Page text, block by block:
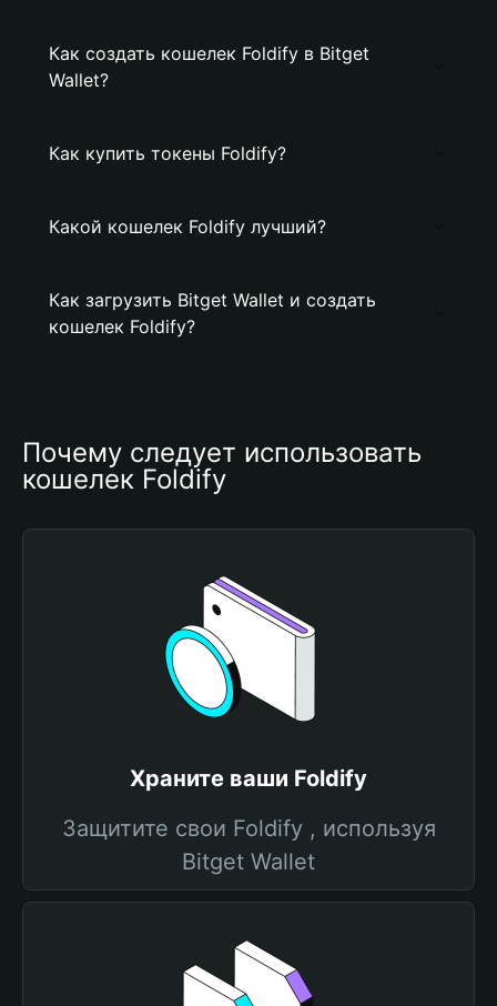
Как создать кошелек Foldify в Bitget
Wallet?
Как купить токены Foldify?
Какой кошелек Foldify лучший?
Как загрузить Bitget Wallet и создать
кошелек Foldify?
Почему следует использовать
кошелек Foldify
Храните ваши Foldify
Защитите свои Foldify , используя
Bitget Wallet